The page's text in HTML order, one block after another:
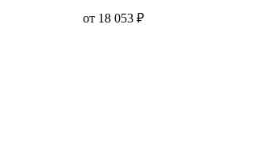
от 18 053 ₽